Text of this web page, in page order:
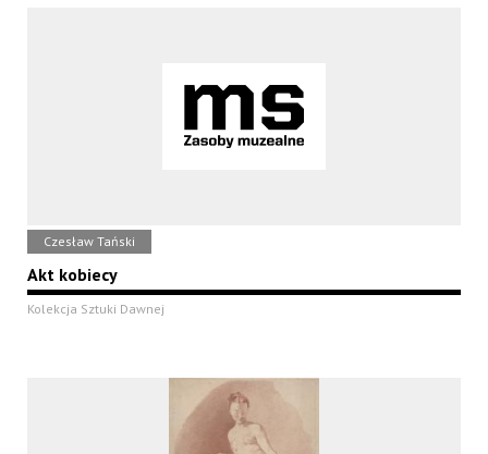
Czesław Tański
Akt kobiecy
Kolekcja Sztuki Dawnej